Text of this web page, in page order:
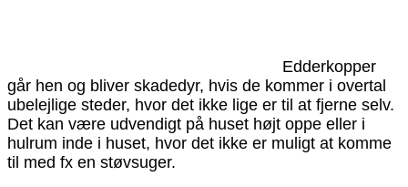
Edderkopper
går hen og bliver skadedyr, hvis de kommer i overtal
ubelejlige steder, hvor det ikke lige er til at fjerne selv.
Det kan være udvendigt på huset højt oppe eller i
hulrum inde i huset, hvor det ikke er muligt at komme
til med fx en støvsuger.